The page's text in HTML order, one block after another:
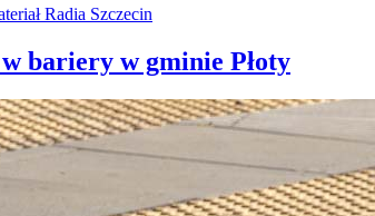
bariery w gminie Płoty